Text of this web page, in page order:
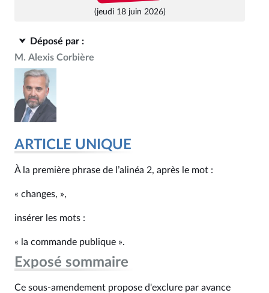
(jeudi 18 juin 2026)
Déposé par :
M. Alexis Corbière
ARTICLE UNIQUE
À la première phrase de l’alinéa 2, après le mot :
« changes, »,
insérer les mots :
« la commande publique ».
Exposé sommaire
Ce sous-amendement propose d'exclure par avance